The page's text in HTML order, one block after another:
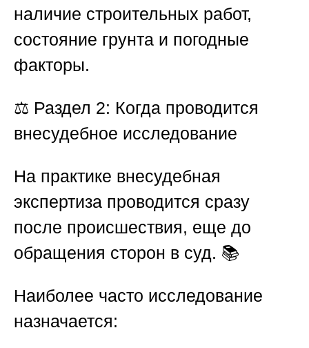
наличие строительных работ,
состояние грунта и погодные
факторы.
⚖️ Раздел 2: Когда проводится
внесудебное исследование
На практике внесудебная
экспертиза проводится сразу
после происшествия, еще до
обращения сторон в суд. 📚
Наиболее часто исследование
назначается: